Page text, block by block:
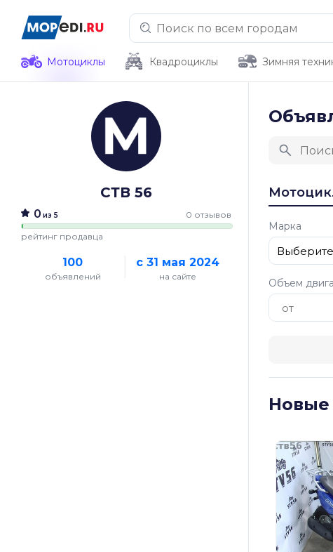
Мотоциклы Квадроциклы Зимняя
СТВ 56
0 из 5 0 отзывов
рейтинг продавца
100
объявлений
с 31 мая 2024
на сайте
Марка
Объем
Новые